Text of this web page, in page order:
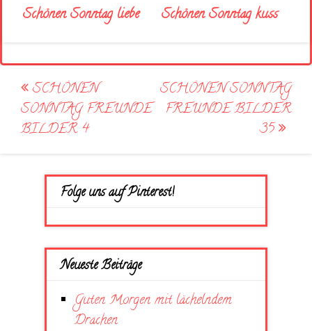
Schönen Sonntag liebe Schönen Sonntag kuss
Post
navigation
SCHÖNEN
SONNTAG FREUNDE
BILDER 4
SCHÖNEN SONNTAG
FREUNDE BILDER
35
Folge uns auf Pinterest!
Neueste Beiträge
Guten Morgen mit lächelndem
Drachen